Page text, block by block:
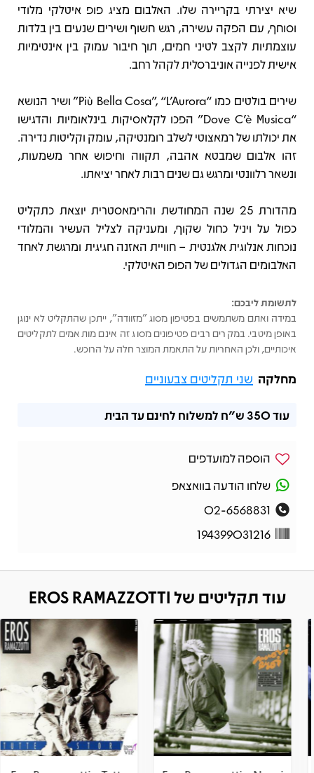
שיא יצירתי בקריירה שלו. האלבום מציג פופ איטלקי מלודי
וסוחף, עם הפקה עשירה, רגש חשוף ושירים שנעים בין בלדות
עוצמתיות לקצב לטיני חמים, תוך חיבור עמוק בין אינטימיות
אישית לפנייה אוניברסלית לקהל רחב.
שירים בולטים כמו “Più Bella Cosa”, “L’Aurora” ושיר הנושא
“Dove C’è Musica” הפכו לקלאסיקות בינלאומיות והדגישו
את יכולתו של רמאצוטי לשלב רומנטיקה, עומק וקליטות נדירה.
זהו אלבום שמבטא אהבה, תקווה וחיפוש אחר משמעות,
ונשאר רלוונטי ומרגש גם שנים רבות לאחר יציאתו.
מהדורת 25 שנה המחודשת והרימאסטרית יוצאת כתקליט
כפול על ויניל כחול שקוף, ומעניקה לצליל העשיר והמלודי
נוכחות אנלוגית אלגנטית – חוויית האזנה חגיגית ומרגשת לאחד
האלבומים הגדולים של הפופ האיטלקי.
לתשומת ליבכם:
במידה ואתם משתמשים בפטיפון מסוג "מזוודה", ייתכן שהתקליט לא ינוגן
באופן מיטבי. במקרים רבים פטיפונים מסוג זה אינם מותאמים לתקליטים
איכותיים, ולכן האחריות על התאמת המוצר חלה על הרוכש.
מחלקה שני תקליטים צבעוניים
עוד350 ש"ח למשלוח לחינם עד הבית
הוספה למועדפים
שלחו הודעה בוואצאפ
02-6568831
194399031216
עוד תקליטים של EROS RAMAZZOTTI